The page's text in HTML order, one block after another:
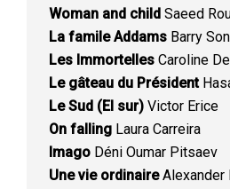
Woman and child Saeed
La famile Addams Barry
Les Immortelles Caroline
Le gâteau du Président
Le Sud (El sur) Victor Erice
On falling Laura Carreira
Imago Déni Oumar Pitsaev
Une vie ordinaireAlexander